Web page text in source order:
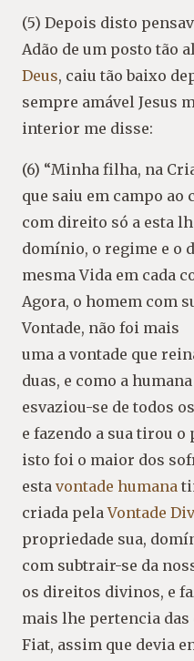
(5) Depois disto
Adão de um posto tão
Deus, caiu tão baixo
sempre amável Jesus
interior me disse:
(6) “Minha filha, na
que saiu em campo ao
com direito só a esta
domínio, o regime e o
mesma Vida em cada
Agora, o homem com
Vontade, não foi mais
uma a vontade que
duas, e como a
esvaziou-se de todos
e fazendo a sua tirou o
isto foi o maior dos
esta vontade humana
criada pelaVontade
propriedade sua,
com subtrair-se da
os direitos divinos, e
mais lhe pertencia
Fiat, assim que devia